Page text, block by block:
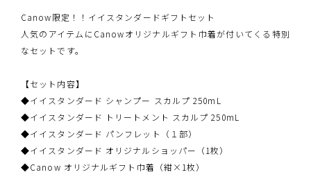
Canow限定！！イイスタンダードギフトセット
人気のアイテムにCanowオリジナルギフト巾着が付いてくる特別
なセットです。
【セット内容】
◆イイスタンダード シャンプー スカルプ 250mL
◆イイスタンダード トリートメント スカルプ 250mL
◆イイスタンダード パンフレット（１部）
◆イイスタンダード オリジナルショッパー（1枚）
◆Canow オリジナルギフト巾着（紺×1枚）